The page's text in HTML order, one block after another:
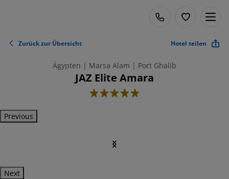
Zurück zur Übersicht Hotel teilen
Ägypten | Marsa Alam | Port Ghalib
JAZ Elite Amara
5
Previous
Next